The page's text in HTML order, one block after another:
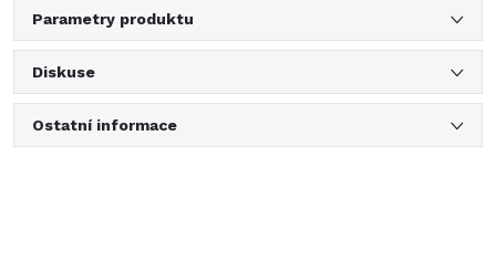
Parametry produktu
Diskuse
Ostatní informace